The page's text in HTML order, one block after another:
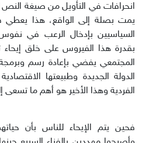
انحرافات في التأويل من صيغة النص
يمت بصلة إلى الواقع، هذا يعطي
السياسيين بإدخال الرعب في
بقدرة هذا الفيروس على خلق إيحاء
المجتمعي يفضي بإعادة رسم
الدولة الجديدة وطبيعتها
الفردية وهذا الأخير هو أهم ما تسعى
فحين يتم الإيحاء للناس بأن